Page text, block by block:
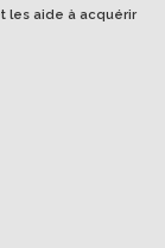
les aide à acquérir